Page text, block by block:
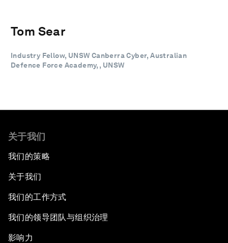
Tom Sear
Industry Fellow, UNSW Canberra Cyber, Australian
Defence Force Academy, , UNSW
关于我们
我们的策略
关于我们
我们的工作方式
我们的领导团队与组织治理
影响力